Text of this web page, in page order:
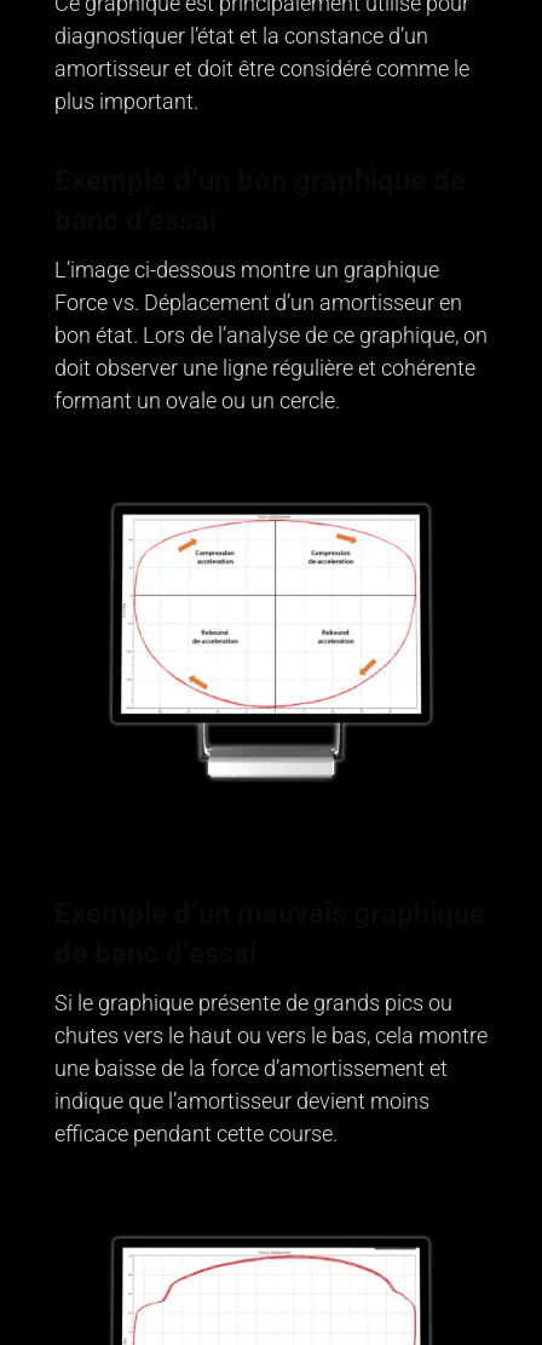
diagnostiquer l’état et la constance d’un
amortisseur et doit être considéré comme le
plus important.
L’image ci-dessous montre un graphique
Force vs. Déplacement d’un amortisseur en
bon état. Lors de l’analyse de ce graphique, on
doit observer une ligne régulière et cohérente
formant un ovale ou un cercle.
Si le graphique présente de grands pics ou
chutes vers le haut ou vers le bas, cela montre
une baisse de la force d’amortissement et
indique que l’amortisseur devient moins
efficace pendant cette course.